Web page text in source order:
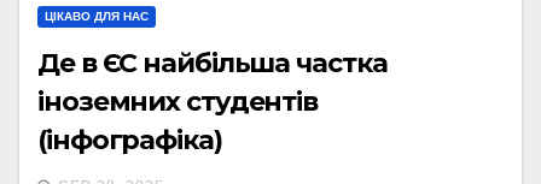
ЦІКАВО ДЛЯ НАС
Де в ЄС найбільша частка
іноземних студентів
(інфографіка)